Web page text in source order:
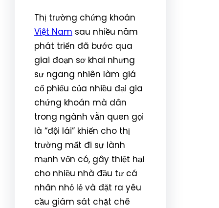
Thị trường chứng khoán
Việt Nam sau nhiều năm
phát triển đã bước qua
giai đoạn sơ khai nhưng
sự ngang nhiên làm giá
cổ phiếu của nhiều đại gia
chứng khoán mà dân
trong ngành vẫn quen gọi
là “đội lái” khiến cho thị
trường mất đi sự lành
mạnh vốn có, gây thiệt hại
cho nhiều nhà đầu tư cá
nhân nhỏ lẻ và đặt ra yêu
cầu giám sát chặt chẽ